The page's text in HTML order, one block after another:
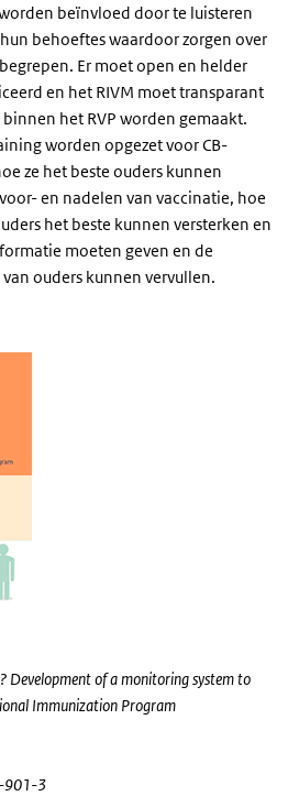
beïnvloed door te luisteren
behoeftes waardoor zorgen over
Er moet open en helder
en het RIVM moet transparant
het RVP worden gemaakt.
worden opgezet voor CB-
ze het beste ouders kunnen
en nadelen van vaccinatie, hoe
het beste kunnen versterken en
moeten geven en de
ouders kunnen vervullen.
Development of a monitoring system to
Immunization Program
901-3